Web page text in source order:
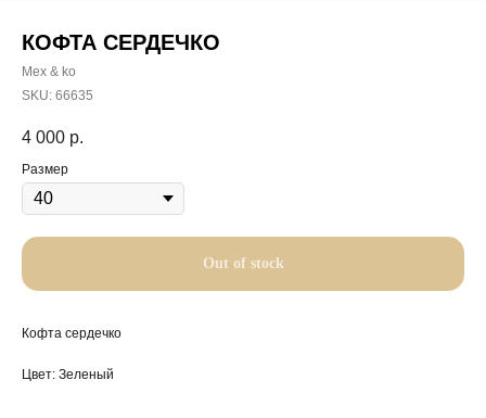
КОФТА СЕРДЕЧКО
Mex & ko
SKU: 66635
4 000 р.
Размер
Out of stock
Кофта сердечко
Цвет: Зеленый